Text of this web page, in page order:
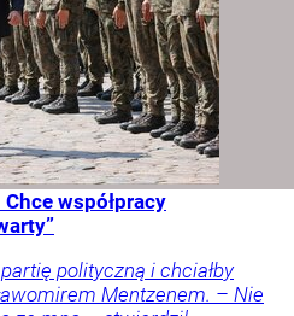
współpracy
polityczną i chciałby
Mentzenem. – Nie